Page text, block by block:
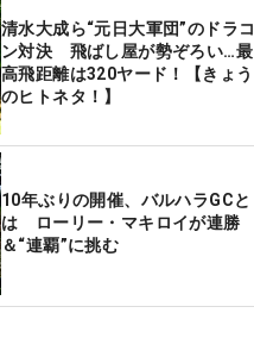
清水大成ら“元日大軍団”のドラコ
ン対決 飛ばし屋が勢ぞろい…最
高飛距離は320ヤード！【きょう
のヒトネタ！】
10年ぶりの開催、バルハラGCと
は ローリー・マキロイが連勝
＆“連覇”に挑む